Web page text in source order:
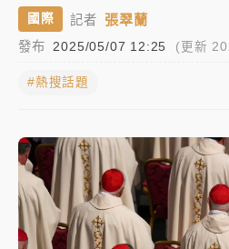
父親節泡湯了！中颱白海豚雨
雨熱區曝
暑假過三周才推「E宿新北打
旅局回應了
中信慈善基金會想增加董事人
駁 理由曝光
國際 記者 張翠蘭
發布 2025/05/07 12:25 (更新
#熱搜話題